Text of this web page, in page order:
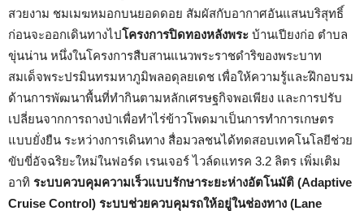
สวยงาม ชมเมฆหมอกบนยอดดอย สัมผัสกับอากาศอันแสนบริสุทธิ์
ก่อนจะออกเดินทางไปโครงการปิดทองหลังพระ บ้านเปียงก่อ ตำบล
ขุ่นน่าน หนึ่งในโครงการสืบสานแนวพระราชดำริของพระบาท
สมเด็จพระปรมินทรมหาภูมิพลอดุลยเดช เพื่อให้ความรู้และฝึกอบรม
ด้านการพัฒนาพื้นที่ทำกินตามหลักเศรษฐกิจพอเพียง และการปรับ
เปลี่ยนจากการถางป่าเพื่อทำไร่ข้าวโพดมาเป็นการทำการเกษตร
แบบยั่งยืน ระหว่างการเดินทาง สื่อมวลชนได้ทดสอบเทคโนโลยีช่วย
ขับขี่อัจฉริยะใหม่ในฟอร์ด เรนเจอร์ ไวล์ดแทรค 3.2 ลิตร เพิ่มเติม
อาทิ ระบบควบคุมความเร็วแบบรักษาระยะห่างอัตโนมัติ (Adaptive
Cruise Control) ระบบช่วยควบคุมรถให้อยู่ในช่องทาง (Lane